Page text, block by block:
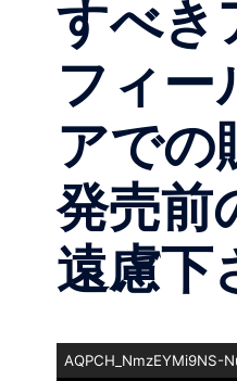
すべき
フィー
アでの
発売前
遠慮下
AQPCH_NmzEYMi9NS-